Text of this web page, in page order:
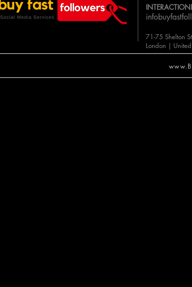
71-75 Shelton
London |